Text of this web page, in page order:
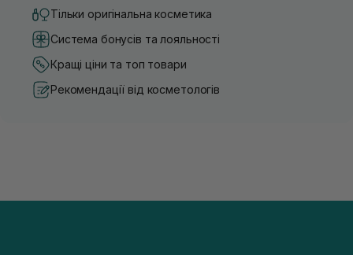
Тільки оригінальна косметика
Система бонусів та лояльності
Кращі ціни та топ товари
Рекомендації від косметологів